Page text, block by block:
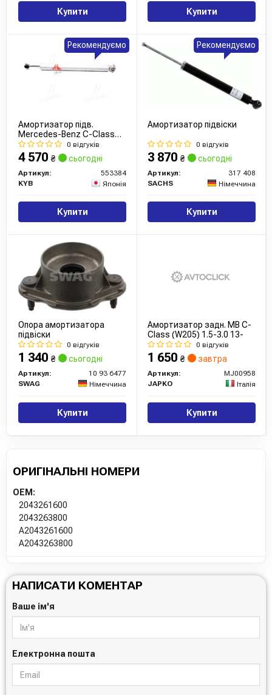
Купити Купити
Амортизатор підв.
Mercedes-Benz C-Class
1.2007 - задн. Gas-A-Just
(вир-во Kayaba)
0 відгуків
4 570 ₴ сьогодні
Артикул:
553384
KYB
Японія
Купити
Рекомендуємо
Амортизатор підвіски
0 відгуків
3 870 ₴ сьогодні
Артикул:
317 408
SACHS
Німеччина
Купити
Рекомендуємо
Опора амортизатора
підвіски
0 відгуків
1 340 ₴ сьогодні
Артикул:
10 93 6477
SWAG
Німеччина
Купити
Амортизатор задн. MB C-
Сlass (W205) 1.5-3.0 13-
0 відгуків
1 650 ₴ завтра
Артикул:
MJ00958
JAPKO
Італія
Купити
ОРИГІНАЛЬНІ НОМЕРИ
OEM:
2043261600
2043263800
A2043261600
A2043263800
НАПИСАТИ КОМЕНТАР
Ваше ім'я
Електронна пошта